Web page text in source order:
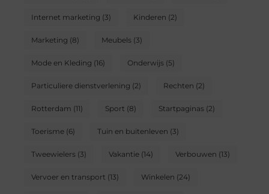
Internet marketing (3) Kinderen (2)
Marketing (8) Meubels(3)
Mode en Kleding (16) Onderwijs(5)
Particuliere dienstverlening (2) Rechten (2)
Rotterdam (11) Sport (8) Startpaginas(2)
Toerisme(6) Tuin en buitenleven (3)
Tweewielers(3) Vakantie(14) Verbouwen (13)
Vervoer en transport (13) Winkelen (24)